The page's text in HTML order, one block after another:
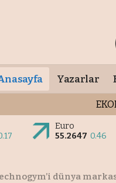
Yazarlar
Euro
55.2647 0.46
dünya